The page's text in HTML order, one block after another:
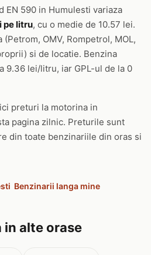
EN 590 in Humulesti variaza
pe litru, cu o medie de 10.57 lei.
OMV, Rompetrol, MOL,
si de locatie. Benzina
9.36 lei/litru, iar GPL-ul de la 0
preturi la motorina in
pagina zilnic. Preturile sunt
din toate benzinariile din oras si
Benzinarii langa mine
alte orase